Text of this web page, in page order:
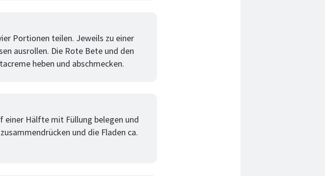
Portionen teilen. Jeweils zu einer
ausrollen. Die Rote Bete und den
heben und abschmecken.
einer Hälfte mit Füllung belegen und
und die Fladen ca.